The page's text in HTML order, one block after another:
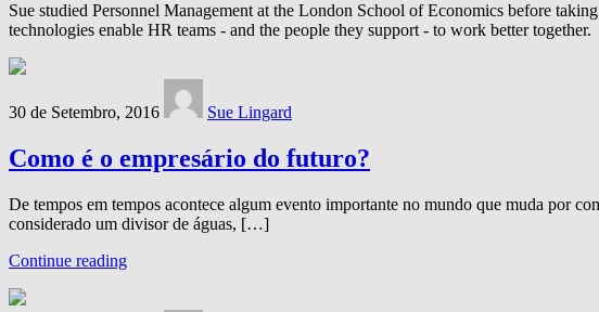
Sue studied Personnel Management at the London School of Economics before
technologies enable HR teams - and the people they support - to work better together.
30 de Setembro, 2016 Sue Lingard
Como é o empresário do futuro?
De tempos em tempos acontece algum evento importante no mundo que muda por
considerado um divisor de águas, […]
Continue reading